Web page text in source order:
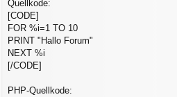
Quellkode:
[CODE]
FOR %i=1 TO 10
PRINT "Hallo Forum"
NEXT %i
[/CODE]
PHP-Quellkode: